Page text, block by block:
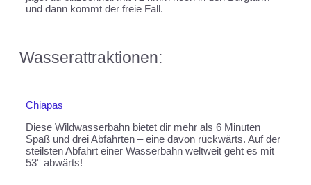
und dann kommt der freie Fall.
Wasserattraktionen:
Chiapas
Diese Wildwasserbahn bietet dir mehr als 6 Minuten
Spaß und drei Abfahrten – eine davon rückwärts. Auf der
steilsten Abfahrt einer Wasserbahn weltweit geht es mit
53° abwärts!